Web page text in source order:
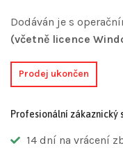
Dodáván je s
(včetně licence
Prodej ukončen
Profesionální zákaznický
14 dní na vrácení